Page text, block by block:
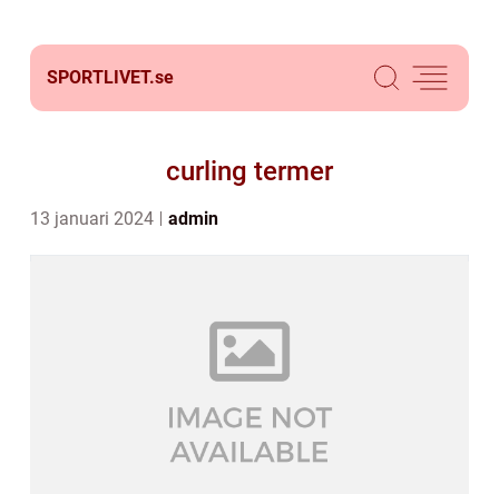
SPORTLIVET.se
curling termer
13 januari 2024 admin